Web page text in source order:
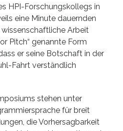
HPI-Forschungskollegs in
eine Minute dauernden
Arbeit
Pitch“ genannte Form
er seine Botschaft in der
Fahrt verständlich
stehen unter
für breit
die Vorhersagbarkeit